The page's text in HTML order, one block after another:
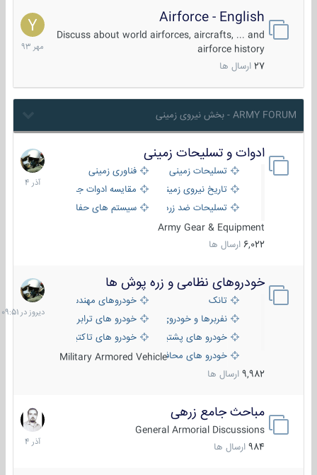
Airforce - English
Discuss about world airforces, aircrafts, ... and
airforce history
27 ارسال ها
15
مهر
1393
ARMY FORUM - بخش نیروی زمینی
ادوات و تسلیحات زمینی
تسلیحات زمینی
فناوری زمینی
تاریخ نیروی زمینی
مقایسه ادوات جنگی
تسلیحات ضد زره
سیستم های حفاظت فعال
Army Gear & Equipment
6,022 ارسال ها
21
آذر
1404
خودروهای نظامی و زره پوش ها
تانک
خودروهای مهندسی
نفربرها و خودروی های رزمی پیاده نظام
خودرو های ترابری نظامی
خودرو های پشتیبانی آتش ، شناسایی و ضد تانک
خودرو های تاکتیکی نظامی
خودرو های محافظت شدهMilitary Armored Vehicle
9,982 ارسال ها
دیروز
در
09:51
مباحث جامع زرهی
General Armorial Discussions
984 ارسال ها
7
آذر
1404